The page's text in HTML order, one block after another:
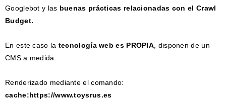
Googlebot y las buenas prácticas relacionadas con el Crawl
Budget.
En este caso la tecnología web es PROPIA , disponen de un
CMS a medida.
Renderizado mediante el comando:
cache:https://www.toysrus.es